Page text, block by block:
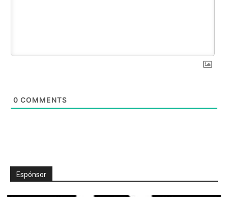
0 COMMENTS
Espónsor